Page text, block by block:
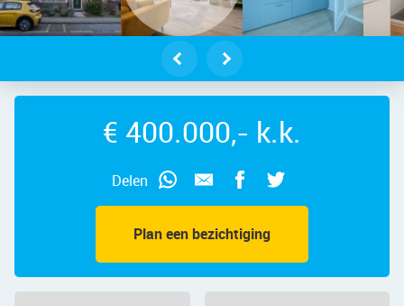
Plan een bezichtiging
Delen
€ 400.000,- k.k.